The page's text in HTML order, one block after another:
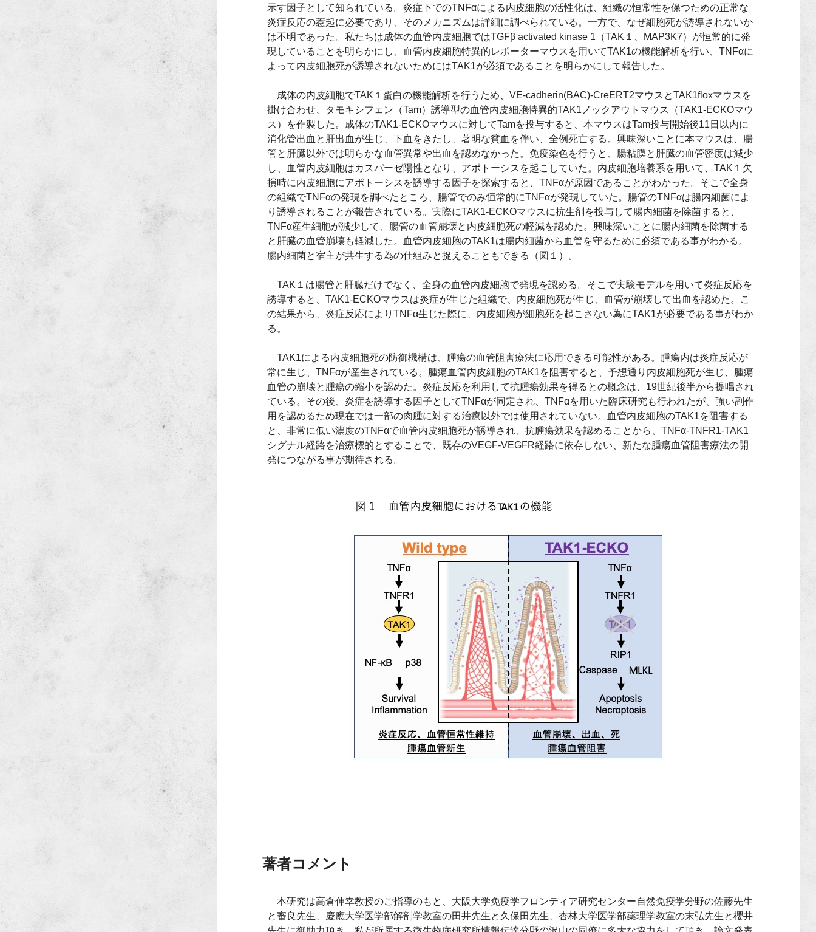
示す因子として知られている。炎症下でのTNFαによる内皮細胞の活性化は、組織の恒常性を保つための正常な
炎症反応の惹起に必要であり、そのメカニズムは詳細に調べられている。一方で、なぜ細胞死が誘導されないか
は不明であった。私たちは成体の血管内皮細胞ではTGFβ activated kinase 1 （TAK １、 MAP3K7）が恒常的に発
現していることを明らかにし、血管内皮細胞特異的レポーターマウスを用いてTAK1の機能解析を行い、 TNFαに
よって内皮細胞死が誘導されないためにはTAK1が必須であることを明らかにして報告した。
成体の内皮細胞でTAK １蛋白の機能解析を行うため、 VE-cadherin(BAC)-CreERT2マウスとTAK1floxマウスを
掛け合わせ、タモキシフェン（Tam）誘導型の血管内皮細胞特異的TAK1 ノックアウトマウス（TAK1-ECKOマウ
ス）を作製した。成体のTAK1-ECKOマウスに対してTamを投与すると、本マウスはTam投与開始後11 日以内に
消化管出血と肝出血が生じ、下血をきたし、著明な貧血を伴い、全例死亡する。興味深いことに本マウスは、腸
管と肝臓以外では明らかな血管異常や出血を認めなかった。免疫染色を行うと、腸粘膜と肝臓の血管密度は減少
し、血管内皮細胞はカスパーゼ陽性となり、アポトーシスを起こしていた。内皮細胞培養系を用いて、 TAK １欠
損時に内皮細胞にアポトーシスを誘導する因子を探索すると、 TNFαが原因であることがわかった。そこで全身
の組織でTNFαの発現を調べたところ、腸管でのみ恒常的にTNFαが発現していた。腸管のTNFαは腸内細菌によ
り誘導されることが報告されている。実際にTAK1-ECKOマウスに抗生剤を投与して腸内細菌を除菌すると、
TNFα産生細胞が減少して、腸管の血管崩壊と内皮細胞死の軽減を認めた。興味深いことに腸内細菌を除菌する
と肝臓の血管崩壊も軽減した。血管内皮細胞のTAK1は腸内細菌から血管を守るために必須である事がわかる。
腸内細菌と宿主が共生する為の仕組みと捉えることもできる（図１）。
TAK １は腸管と肝臓だけでなく、全身の血管内皮細胞で発現を認める。そこで実験モデルを用いて炎症反応を
誘導すると、 TAK1-ECKOマウスは炎症が生じた組織で、内皮細胞死が生じ、血管が崩壊して出血を認めた。こ
の結果から、炎症反応により TNFα生じた際に、内皮細胞が細胞死を起こさない為にTAK1が必要である事がわか
る。
TAK1による内皮細胞死の防御機構は、腫瘍の血管阻害療法に応用できる可能性がある。腫瘍内は炎症反応が
常に生じ、 TNFαが産生されている。腫瘍血管内皮細胞のTAK1を阻害すると、予想通り内皮細胞死が生じ、腫瘍
血管の崩壊と腫瘍の縮小を認めた。炎症反応を利用して抗腫瘍効果を得るとの概念は、 19世紀後半から提唱され
ている。その後、炎症を誘導する因子としてTNFαが同定され、 TNFαを用いた臨床研究も行われたが、強い副作
用を認めるため現在では一部の肉腫に対する治療以外では使用されていない。血管内皮細胞のTAK1を阻害する
と、非常に低い濃度のTNFαで血管内皮細胞死が誘導され、抗腫瘍効果を認めることから、 TNFα-TNFR1-TAK1
シグナル経路を治療標的とすることで、既存のVEGF-VEGFR経路に依存しない、新たな腫瘍血管阻害療法の開
発につながる事が期待される。
著者コメント
本研究は高倉伸幸教授のご指導のもと、大阪大学免疫学フロンティア研究センター自然免疫学分野の佐藤先生
と審良先生、慶應大学医学部解剖学教室の田井先生と久保田先生、杏林大学医学部薬理学教室の末弘先生と櫻井